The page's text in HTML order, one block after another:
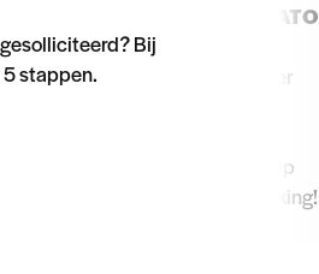
Bij
stappen.
5. Welkom bij EMBATO
Starten maar! We zijn
ontzettend blij dat je er
heerlijk stukje taart. Op
een mooie samenwerking!